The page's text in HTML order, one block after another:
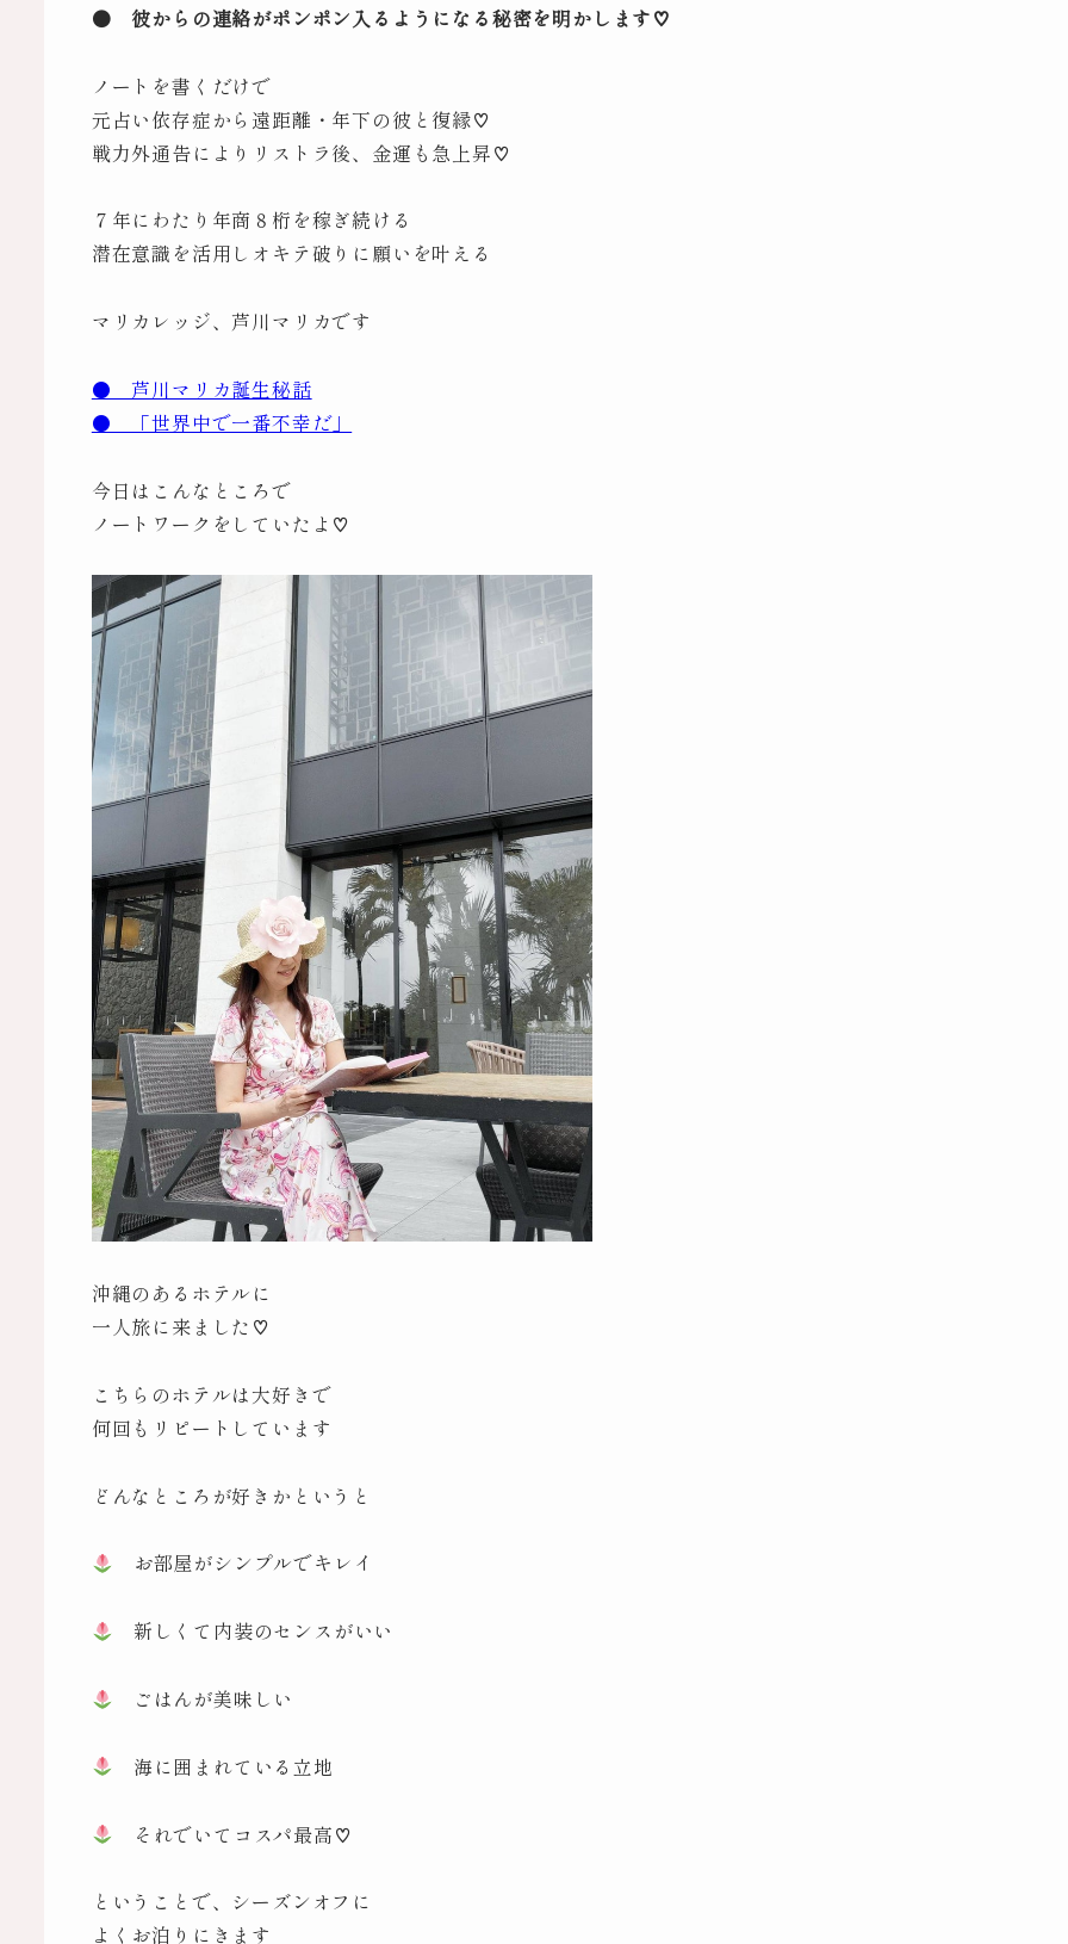
● 彼からの連絡がポンポン入るようになる秘密を明かします♡
ノートを書くだけで
元占い依存症から遠距離・年下の彼と復縁♡
戦力外通告によりリストラ後、金運も急上昇♡
７年にわたり年商８桁を稼ぎ続ける
潜在意識を活用しオキテ破りに願いを叶える
マリカレッジ、芦川マリカです
● 芦川マリカ誕生秘話
● 「世界中で一番不幸だ」
今日はこんなところで
ノートワークをしていたよ♡
沖縄のあるホテルに
一人旅に来ました♡
こちらのホテルは大好きで
何回もリピートしています
どんなところが好きかというと
お部屋がシンプルでキレイ
新しくて内装のセンスがいい
ごはんが美味しい
海に囲まれている立地
それでいてコスパ最高♡
ということで、シーズンオフに
よくお泊りにきます